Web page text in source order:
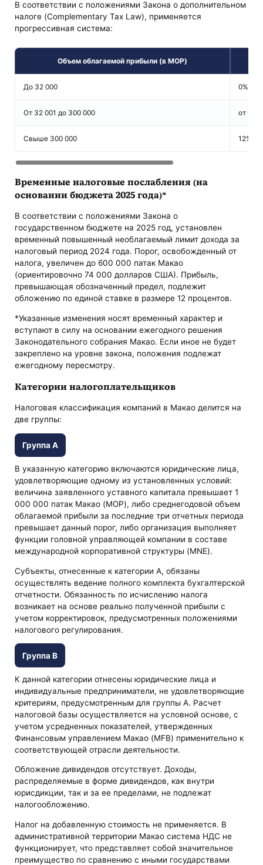
В соответствии с положениями Закона о дополнительном
налоге (Complementary Tax Law), применяется
прогрессивная система:
Объем облагаемой прибыли (в MOP)
До 32 000 0%
От 32 001 до 300 000 от 3%
Свыше 300 000 12%
Временные налоговые послабления (на
основании бюджета 2025 года)*
В соответствии с положениями Закона о
государственном бюджете на 2025 год, установлен
временный повышенный необлагаемый лимит дохода за
налоговый период 2024 года. Порог, освобожденный от
налога, увеличен до 600 000 патак Макао
(ориентировочно 74 000 долларов США). Прибыль,
превышающая обозначенный предел, подлежит
обложению по единой ставке в размере 12 процентов.
*Указанные изменения носят временный характер и
вступают в силу на основании ежегодного решения
Законодательного собрания Макао. Если иное не будет
закреплено на уровне закона, положения подлежат
ежегодному пересмотру.
Категории налогоплательщиков
Налоговая классификация компаний в Макао делится на
две группы:
Группа A
В указанную категорию включаются юридические лица,
удовлетворяющие одному из установленных условий:
величина заявленного уставного капитала превышает 1
000 000 патак Макао (MOP), либо среднегодовой объем
облагаемой прибыли за последние три отчетных периода
превышает данный порог, либо организация выполняет
функции головной управляющей компании в составе
международной корпоративной структуры (MNE).
Субъекты, отнесенные к категории A, обязаны
осуществлять ведение полного комплекта бухгалтерской
отчетности. Обязанность по исчислению налога
возникает на основе реально полученной прибыли с
учетом корректировок, предусмотренных положениями
налогового регулирования.
Группа B
К данной категории отнесены юридические лица и
индивидуальные предприниматели, не удовлетворяющие
критериям, предусмотренным для группы A. Расчет
налоговой базы осуществляется на условной основе, с
учетом усредненных показателей, утвержденных
Финансовым управлением Макао (MFB) применительно к
соответствующей отрасли деятельности.
Обложение дивидендов отсутствует. Доходы,
распределяемые в форме дивидендов, как внутри
юрисдикции, так и за ее пределами, не подлежат
налогообложению.
Налог на добавленную стоимость не применяется. В
административной территории Макао система НДС не
функционирует, что представляет собой значительное
преимущество по сравнению с иными государствами